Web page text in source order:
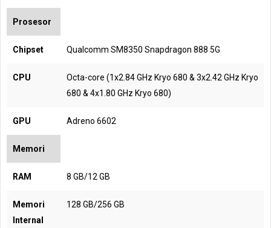
Prosesor
Chipset Qualcomm SM8350 Snapdragon 888 5G
CPU
Octa-core (1x2.84 GHz Kryo 680 & 3x2.42 GHz Kryo
680 & 4x1.80 GHz Kryo 680)
GPU Adreno 6602
Memori
RAM 8 GB/12 GB
Memori
Internal
128 GB/256 GB